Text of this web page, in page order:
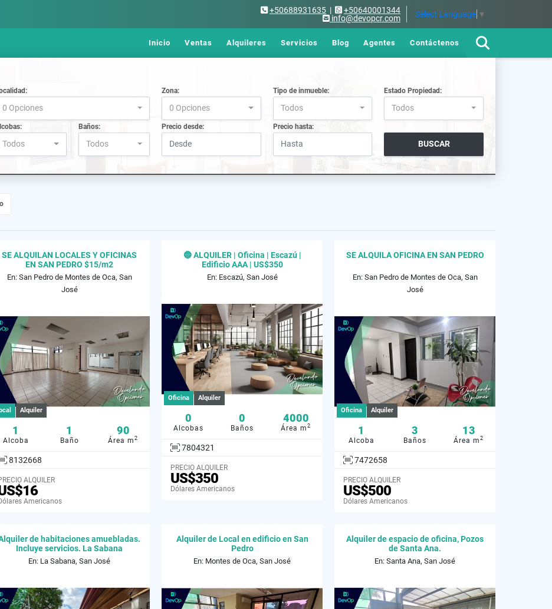
+50688931635 |
+50640001344
info@devopcr.com
Select Language ▼
Inicio Ventas Alquileres Servicios Blog Agentes Contáctenos
0 Opciones
Zona:
0 Opciones
Tipo de inmueble:
Todos
Estado Propiedad:
Todos
Todos
Baños:
Todos
Precio desde: Precio hasta:
BUSCAR
SE ALQUILAN LOCALES Y OFICINAS
EN SAN PEDRO $15/m2
En: San Pedro de Montes de Oca, San
José
Alquiler
1
Alcoba
1
Baño
90
Área m 2
8132668
ALQUILER
Americanos
🔵 ALQUILER | Oficina | Escazú |
Edificio AAA | US$350
En: Escazú, San José
Oficina Alquiler
0
Alcobas
0
Baños
4000
Área m 2
7804321
PRECIO ALQUILER
US$350
Dólares Americanos
SE ALQUILA OFICINA EN SAN PEDRO
En: San Pedro de Montes de Oca, San
José
Oficina Alquiler
1
Alcoba
3
Baños
13
Área m 2
7472658
PRECIO ALQUILER
US$500
Dólares Americanos
de habitaciones amuebladas.
Incluye servicios. La Sabana
En: La Sabana, San José
Alquiler de Local en edificio en San
Pedro
En: Montes de Oca, San José
Alquiler de espacio de oficina, Pozos
de Santa Ana.
En: Santa Ana, San José